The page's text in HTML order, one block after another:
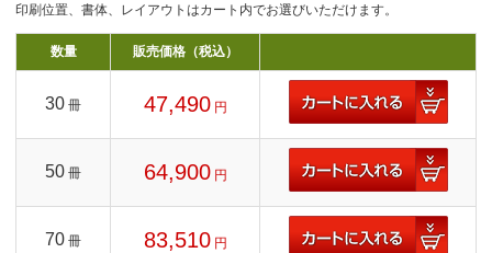
印刷位置、書体、レイアウトはカート内でお選びいただけます。
数量 販売価格（税込）
30 冊 47,490 円
50 冊 64,900 円
70 冊 83,510 円